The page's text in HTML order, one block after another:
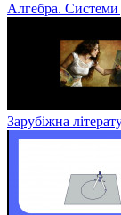
Алгебра. Системи
Зарубіжна